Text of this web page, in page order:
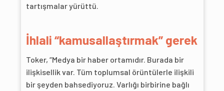
tartışmalar yürüttü.
İhlali “kamusallaştırmak” gerek
Toker, “Medya bir haber ortamıdır. Burada bir
ilişkisellik var. Tüm toplumsal örüntülerle ilişkili
bir şeyden bahsediyoruz. Varlığı birbirine bağlı